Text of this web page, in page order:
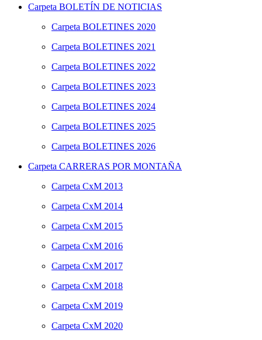
Carpeta BOLETÍN DE NOTICIAS
Carpeta BOLETINES 2020
Carpeta BOLETINES 2021
Carpeta BOLETINES 2022
Carpeta BOLETINES 2023
Carpeta BOLETINES 2024
Carpeta BOLETINES 2025
Carpeta BOLETINES 2026
Carpeta CARRERAS POR MONTAÑA
Carpeta CxM 2013
Carpeta CxM 2014
Carpeta CxM 2015
Carpeta CxM 2016
Carpeta CxM 2017
Carpeta CxM 2018
Carpeta CxM 2019
Carpeta CxM 2020